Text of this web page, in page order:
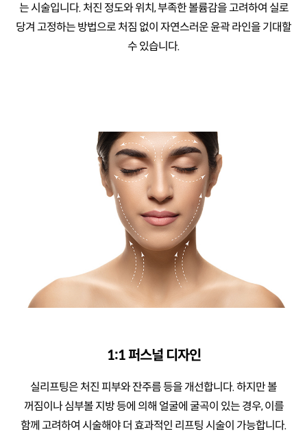
는 시술입니다.처진 정도와 위치, 부족한 볼륨감을 고려하여 실로
당겨 고정하는 방법으로처짐 없이 자연스러운 윤곽 라인을 기대할
수 있습니다.
1:1 퍼스널 디자인
실리프팅은 처진 피부와 잔주름 등을 개선합니다.하지만 볼
꺼짐이나 심부볼 지방 등에 의해 얼굴에 굴곡이 있는 경우,이를
함께 고려하여 시술해야 더 효과적인 리프팅 시술이 가능합니다.